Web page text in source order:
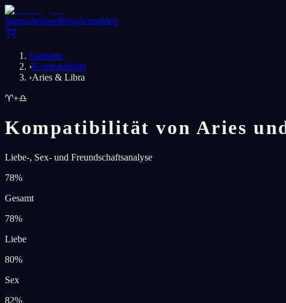
StartseiteShopBlogAnmelden
Startseite
›Kompatibilität
›Aries & Libra
♈+♎
Kompatibilität von Aries
Liebe-, Sex- und Freundschaftsanalyse
78%
Gesamt
78%
Liebe
80%
Sex
82%